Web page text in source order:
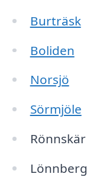
Burträsk
Boliden
Norsjö
Sörmjöle
Rönnskär
Lönnberg